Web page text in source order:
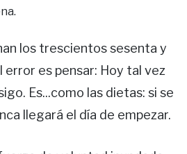
los trescientos sesenta y
error es pensar: Hoy tal vez
Es...como las dietas: si se
llegará el día de empezar.